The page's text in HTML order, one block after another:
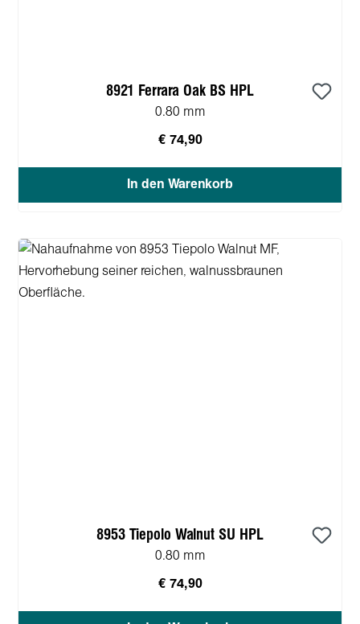
8921 Ferrara Oak BS HPL
0.80 mm
€ 74,90
In den Warenkorb
8953 Tiepolo Walnut SU HPL
0.80 mm
€ 74,90